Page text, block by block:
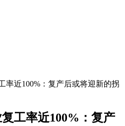
率近100%：复产后或将迎新的拐
工率近100%：复产